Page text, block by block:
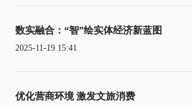
数实融合：“智”绘实体经济新蓝图
2025-11-19 15:41
优化营商环境 激发文旅消费